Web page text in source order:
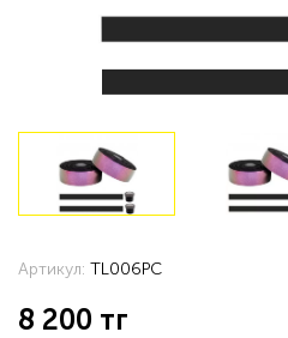
Артикул: TL006PC
8 200 тг